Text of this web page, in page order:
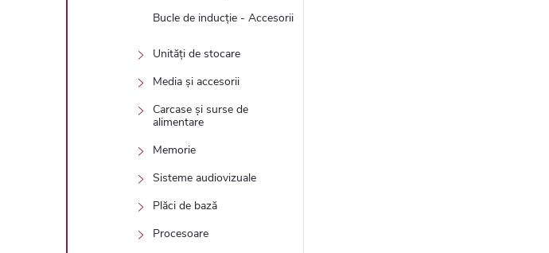
Bucle de inducție - Accesorii
Unități de stocare
Media și accesorii
Carcase și surse de
alimentare
Memorie
Sisteme audiovizuale
Plăci de bază
Procesoare